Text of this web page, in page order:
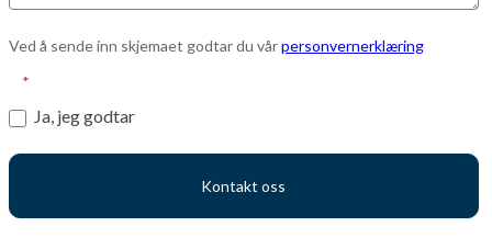
Ved å sende inn skjemaet godtar du vårpersonvernerklæring
*
Ja, jeg godtar
Kontakt oss